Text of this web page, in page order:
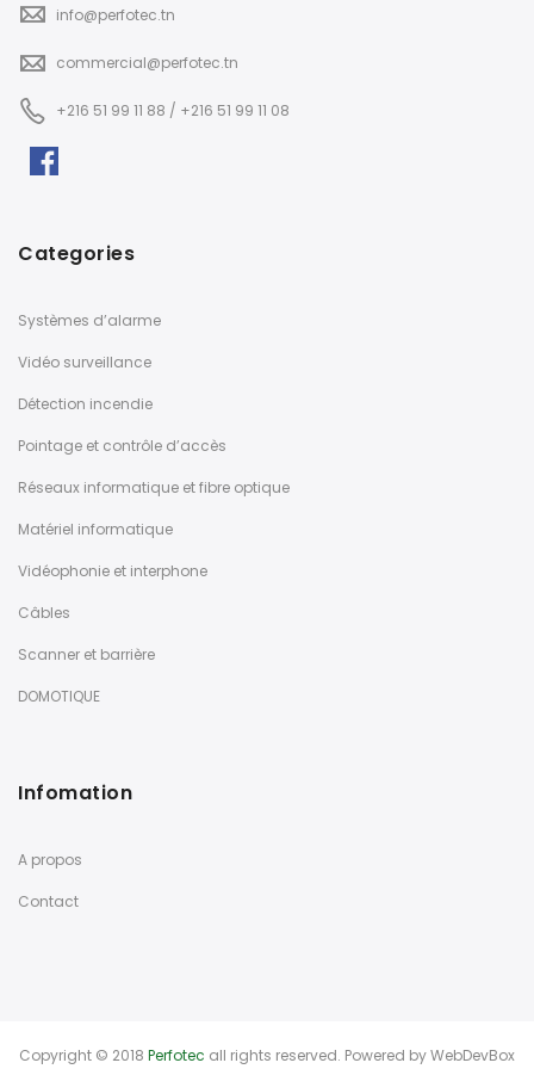
info@perfotec.tn
commercial@perfotec.tn
+216 51 99 11 88 / +216 51 99 11 08
Categories
Systèmes d’alarme
Vidéo surveillance
Détection incendie
Pointage et contrôle d’accès
Réseaux informatique et fibre optique
Matériel informatique
Vidéophonie et interphone
Câbles
Scanner et barrière
DOMOTIQUE
Infomation
A propos
Contact
Copyright © 2018 Perfotec all rights reserved. Powered byWebDevBox